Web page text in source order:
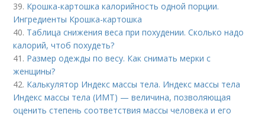
39. Крошка-картошка калорийность одной порции.
Ингредиенты Крошка-картошка
40. Таблица снижения веса при похудении. Сколько надо
калорий, чтоб похудеть?
41. Размер одежды по весу. Как снимать мерки с
женщины?
42. Калькулятор Индекс массы тела. Индекс массы тела
Индекс массы тела (ИМТ) — величина, позволяющая
оценить степень соответствия массы человека и его